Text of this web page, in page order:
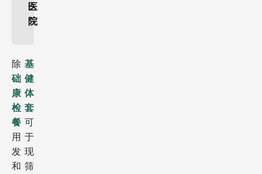
医
院
除 基
础健
康体
检套
餐 可
用于
发现
和筛